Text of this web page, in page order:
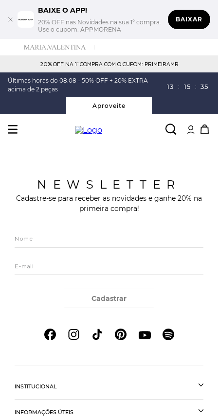
BAIXE O APP!
20% OFF nas Novidades na sua 1° compra.
Use o cupom: APPMORENA
BAIXAR
20% OFF NA 1° COMPRA COM O CUPOM: PRIMEIRAMR
Últimas horas do 08.08 - 50% OFF + 20% EXTRA
acima de 2 peças
13 : 15 : 34
Aproveite
NEWSLETTER
Cadastre-se para receber as novidades e ganhe 20% na
primeira compra!
Cadastrar
INSTITUCIONAL
INFORMAÇÕES ÚTEIS